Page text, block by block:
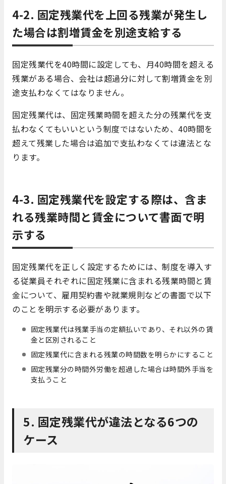
4-2. 固定残業代を上回る残業が発生し
た場合は割増賃金を別途支給する
固定残業代を40時間に設定しても、月40時間を超える
残業がある場合、会社は超過分に対して割増賃金を別
途支払わなくてはなりません。
固定残業代は、固定残業時間を超えた分の残業代を支
払わなくてもいいという制度ではないため、40時間を
超えて残業した場合は追加で支払わなくては違法とな
ります。
4-3. 固定残業代を設定する際は、含ま
れる残業時間と賃金について書面で明
示する
固定残業代を正しく設定するためには、制度を導入す
る従業員それぞれに固定残業に含まれる残業時間と賃
金について、雇用契約書や就業規則などの書面で以下
のことを明示する必要があります。
固定残業代は残業手当の定額払いであり、それ以外の賃
金と区別されること
固定残業代に含まれる残業の時間数を明らかにすること
固定残業分の時間外労働を超過した場合は時間外手当を
支払うこと
5. 固定残業代が違法となる6つの
ケース